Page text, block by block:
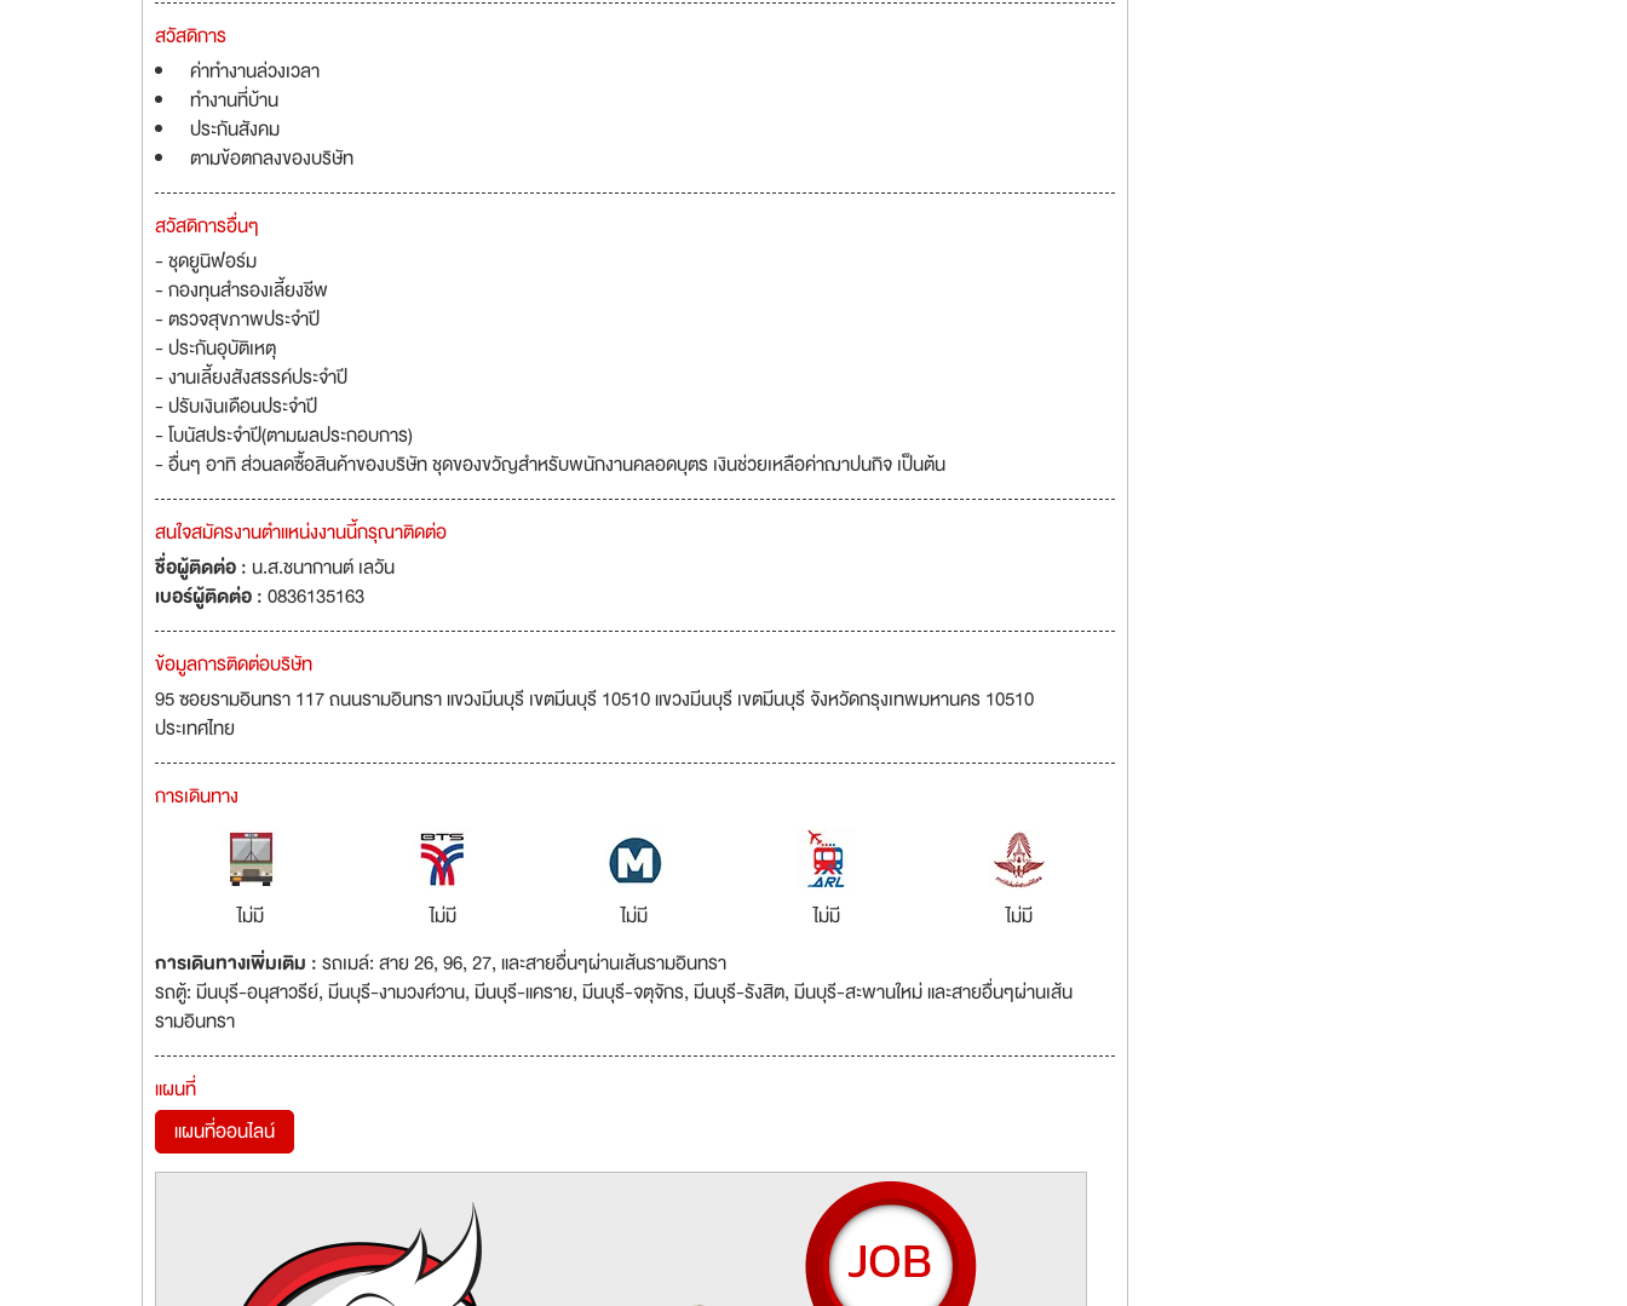
สวัสดิการ
ค่าทำงานล่วงเวลา
ทำงานที่บ้าน
ประกันสังคม
ตามข้อตกลงของบริษัท
สวัสดิการอื่นๆ
- ชุดยูนิฟอร์ม
- กองทุนสำรองเลี้ยงชีพ
- ตรวจสุขภาพประจำปี
- ประกันอุบัติเหตุ
- งานเลี้ยงสังสรรค์ประจำปี
- ปรับเงินเดือนประจำปี
- โบนัสประจำปี(ตามผลประกอบการ)
- อื่นๆ อาทิ ส่วนลดซื้อสินค้าของบริษัท ชุดของขวัญสำหรับพนักงานคลอดบุตร เงินช่วยเหลือค่าฌาปนกิจ เป็นต้น
สนใจสมัครงานตำแหน่งงานนี้กรุณาติดต่อ
ชื่อผู้ติดต่อ : น.ส.ชนากานต์ เลวัน
เบอร์ผู้ติดต่อ :0836135163
ข้อมูลการติดต่อบริษัท
95 ซอยรามอินทรา 117 ถนนรามอินทรา แขวงมีนบุรี เขตมีนบุรี 10510 แขวงมีนบุรี เขตมีนบุรี จังหวัดกรุงเทพมหานคร 10510
ประเทศไทย
การเดินทาง
ไม่มี ไม่มี ไม่มี ไม่มี
ไม่มี
การเดินทางเพิ่มเติม :รถเมล์: สาย 26, 96, 27, และสายอื่นๆผ่านเส้นรามอินทรา
รถตู้: มีนบุรี-อนุสาวรีย์, มีนบุรี-งามวงศ์วาน, มีนบุรี-แคราย, มีนบุรี-จตุจักร, มีนบุรี-รังสิต, มีนบุรี-สะพานใหม่ และสายอื่นๆผ่านเส้น
รามอินทรา
แผนที่
แผนที่ออนไลน์